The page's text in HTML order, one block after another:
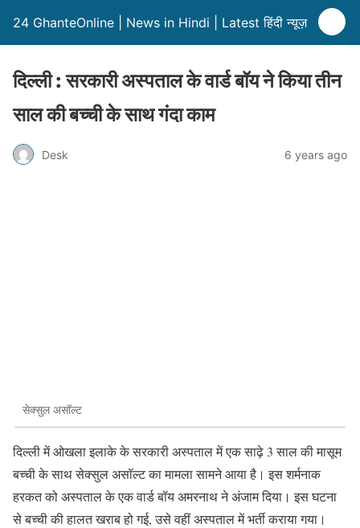
24 GhanteOnline | News in Hindi | Latest हिंदी न्यूज़
दिल्ली : सरकारी अस्पताल के वार्ड बॉय ने किया तीन
साल की बच्ची के साथ गंदा काम
Desk 6 years ago
सेक्सुल असॉल्ट
दिल्ली में ओखला इलाके के सरकारी अस्पताल में एक साढ़े 3 साल की मासूम
बच्ची के साथ सेक्सुल असॉल्ट का मामला सामने आया है। इस शर्मनाक
हरकत को अस्पताल के एक वार्ड बॉय अमरनाथ ने अंजाम दिया। इस घटना
से बच्ची की हालत खराब हो गई, उसे वहीं अस्पताल में भर्ती कराया गया।